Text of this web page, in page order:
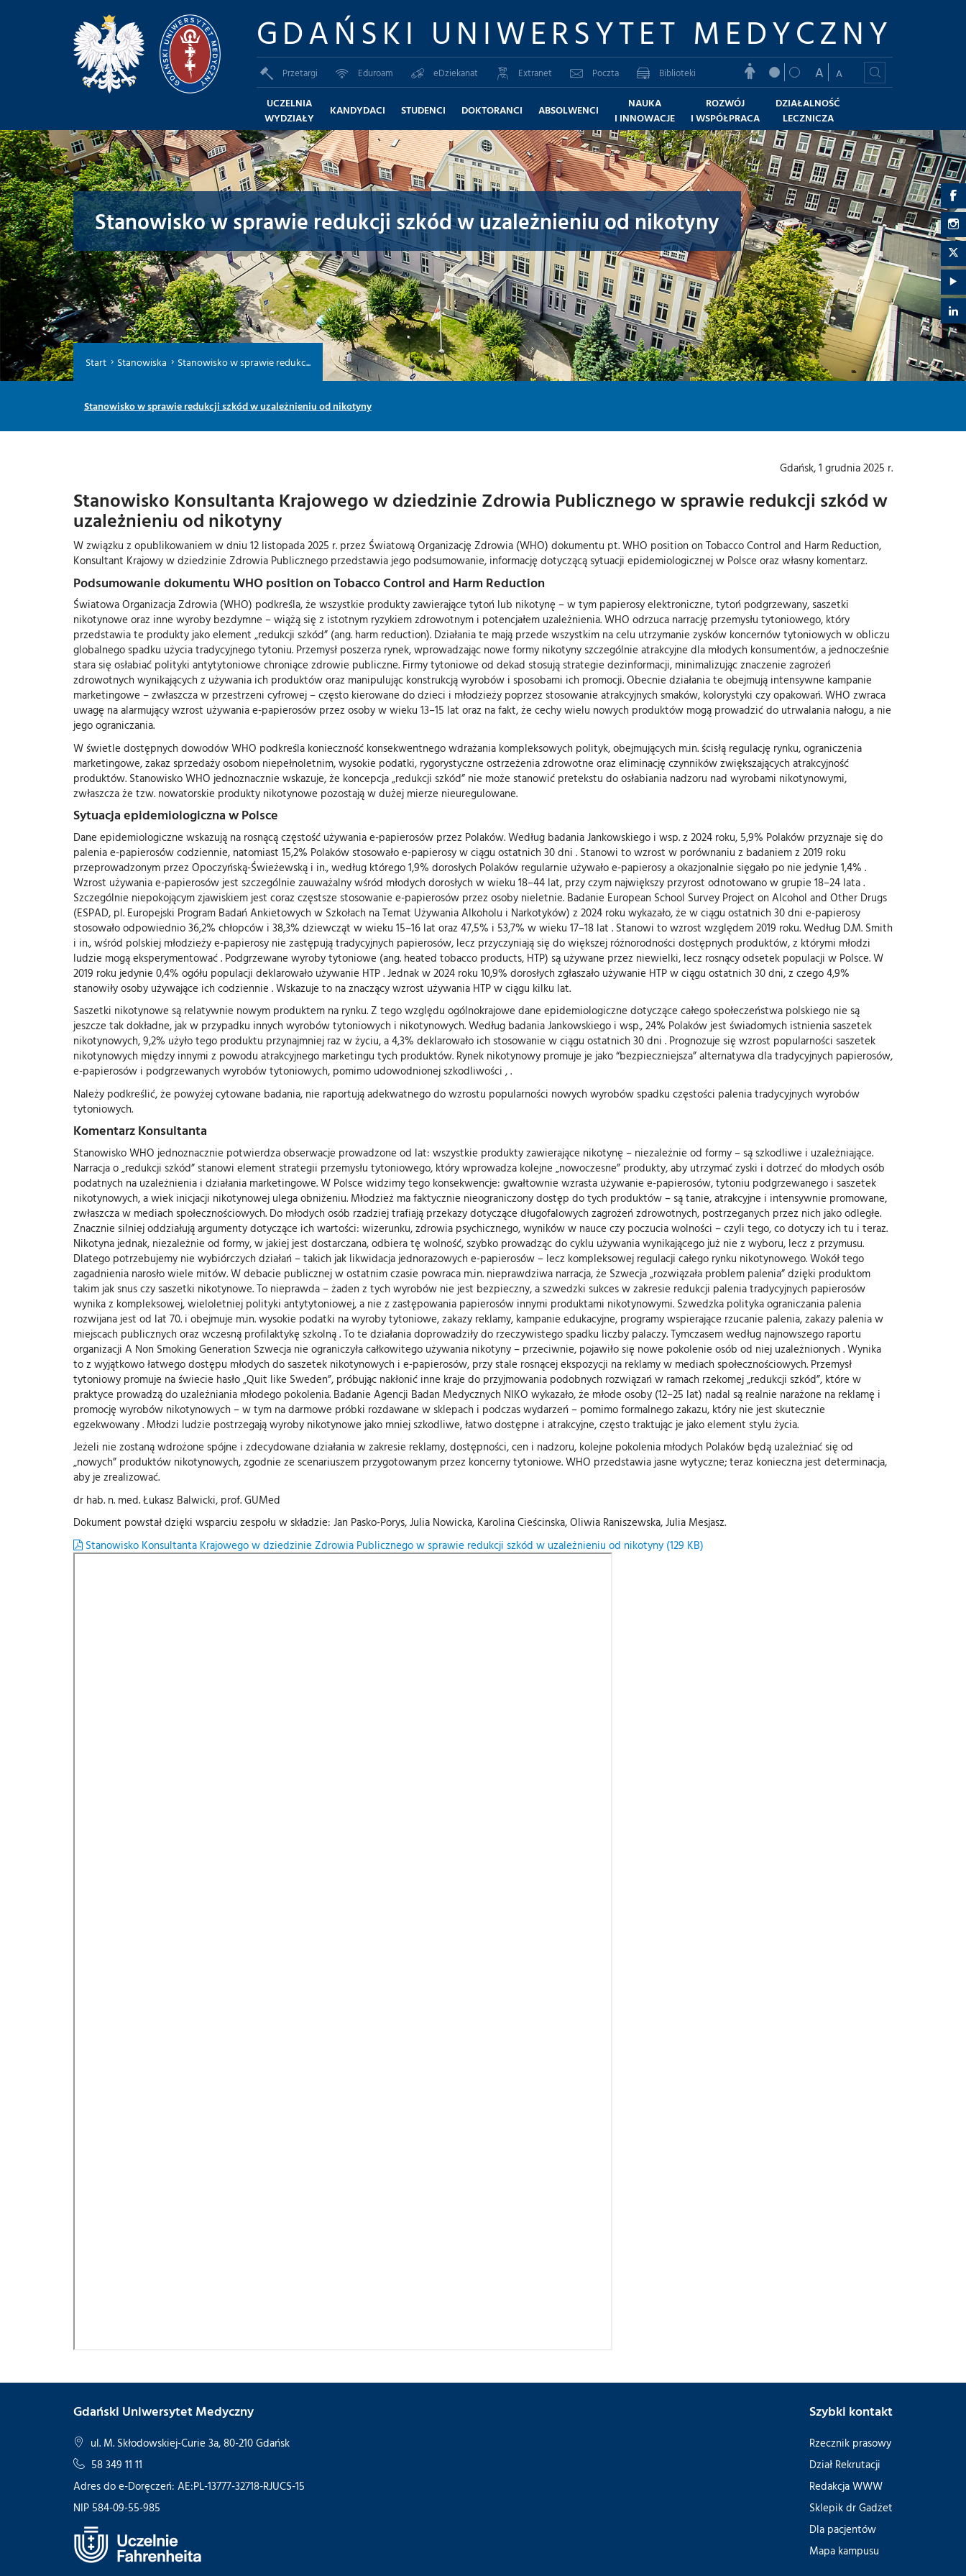
GDAŃSKI UNIWERSYTET MEDYCZNY
Przetargi Eduroam eDziekanat Extranet Poczta Biblioteki A
A
UCZELNIA
WYDZIAŁY
KANDYDACI STUDENCI DOKTORANCI ABSOLWENCI
NAUKA
I INNOWACJE
ROZWÓJ
I WSPÓŁPRACA
DZIAŁALNOŚĆ
LECZNICZA
-
-
-
-
-
Stanowisko w sprawie redukcji szkód w uzależnieniu od nikotyny
Start Stanowiska Stanowisko w sprawie redukc...
Stanowisko w sprawie redukcji szkód w uzależnieniu od nikotyny
Gdańsk, 1 grudnia 2025 r.
Stanowisko Konsultanta Krajowego w dziedzinie Zdrowia Publicznego w sprawie redukcji szkód w
uzależnieniu od nikotyny
W związku z opublikowaniem w dniu 12 listopada 2025 r. przez Światową Organizację Zdrowia (WHO) dokumentu pt. WHO position on Tobacco Control and Harm Reduction,
Konsultant Krajowy w dziedzinie Zdrowia Publicznego przedstawia jego podsumowanie, informację dotyczącą sytuacji epidemiologicznej w Polsce oraz własny komentarz.
Podsumowanie dokumentu WHO position on Tobacco Control and Harm Reduction
Światowa Organizacja Zdrowia (WHO) podkreśla, że wszystkie produkty zawierające tytoń lub nikotynę – w tym papierosy elektroniczne, tytoń podgrzewany, saszetki
nikotynowe oraz inne wyroby bezdymne – wiążą się z istotnym ryzykiem zdrowotnym i potencjałem uzależnienia. WHO odrzuca narrację przemysłu tytoniowego, który
przedstawia te produkty jako element „redukcji szkód” (ang. harm reduction). Działania te mają przede wszystkim na celu utrzymanie zysków koncernów tytoniowych w obliczu
globalnego spadku użycia tradycyjnego tytoniu. Przemysł poszerza rynek, wprowadzając nowe formy nikotyny szczególnie atrakcyjne dla młodych konsumentów, a jednocześnie
stara się osłabiać polityki antytytoniowe chroniące zdrowie publiczne. Firmy tytoniowe od dekad stosują strategie dezinformacji, minimalizując znaczenie zagrożeń
zdrowotnych wynikających z używania ich produktów oraz manipulując konstrukcją wyrobów i sposobami ich promocji. Obecnie działania te obejmują intensywne kampanie
marketingowe – zwłaszcza w przestrzeni cyfrowej – często kierowane do dzieci i młodzieży poprzez stosowanie atrakcyjnych smaków, kolorystyki czy opakowań. WHO zwraca
uwagę na alarmujący wzrost używania e-papierosów przez osoby w wieku 13–15 lat oraz na fakt, że cechy wielu nowych produktów mogą prowadzić do utrwalania nałogu, a nie
jego ograniczania.
W świetle dostępnych dowodów WHO podkreśla konieczność konsekwentnego wdrażania kompleksowych polityk, obejmujących m.in. ścisłą regulację rynku, ograniczenia
marketingowe, zakaz sprzedaży osobom niepełnoletnim, wysokie podatki, rygorystyczne ostrzeżenia zdrowotne oraz eliminację czynników zwiększających atrakcyjność
produktów. Stanowisko WHO jednoznacznie wskazuje, że koncepcja „redukcji szkód” nie może stanowić pretekstu do osłabiania nadzoru nad wyrobami nikotynowymi,
zwłaszcza że tzw. nowatorskie produkty nikotynowe pozostają w dużej mierze nieuregulowane.
Sytuacja epidemiologiczna w Polsce
Dane epidemiologiczne wskazują na rosnącą częstość używania e-papierosów przez Polaków. Według badania Jankowskiego i wsp. z 2024 roku, 5,9% Polaków przyznaje się do
palenia e-papierosów codziennie, natomiast 15,2% Polaków stosowało e-papierosy w ciągu ostatnich 30 dni . Stanowi to wzrost w porównaniu z badaniem z 2019 roku
przeprowadzonym przez Opoczyńską-Świeżewską i in., według którego 1,9% dorosłych Polaków regularnie używało e-papierosy a okazjonalnie sięgało po nie jedynie 1,4% .
Wzrost używania e-papierosów jest szczególnie zauważalny wśród młodych dorosłych w wieku 18–44 lat, przy czym największy przyrost odnotowano w grupie 18–24 lata .
Szczególnie niepokojącym zjawiskiem jest coraz częstsze stosowanie e-papierosów przez osoby nieletnie. Badanie European School Survey Project on Alcohol and Other Drugs
(ESPAD, pl. Europejski Program Badań Ankietowych w Szkołach na Temat Używania Alkoholu i Narkotyków) z 2024 roku wykazało, że w ciągu ostatnich 30 dni e-papierosy
stosowało odpowiednio 36,2% chłopców i 38,3% dziewcząt w wieku 15–16 lat oraz 47,5% i 53,7% w wieku 17–18 lat . Stanowi to wzrost względem 2019 roku. Według D.M. Smith
i in., wśród polskiej młodzieży e-papierosy nie zastępują tradycyjnych papierosów, lecz przyczyniają się do większej różnorodności dostępnych produktów, z którymi młodzi
ludzie mogą eksperymentować . Podgrzewane wyroby tytoniowe (ang. heated tobacco products, HTP) są używane przez niewielki, lecz rosnący odsetek populacji w Polsce. W
2019 roku jedynie 0,4% ogółu populacji deklarowało używanie HTP . Jednak w 2024 roku 10,9% dorosłych zgłaszało używanie HTP w ciągu ostatnich 30 dni, z czego 4,9%
stanowiły osoby używające ich codziennie . Wskazuje to na znaczący wzrost używania HTP w ciągu kilku lat.
Saszetki nikotynowe są relatywnie nowym produktem na rynku. Z tego względu ogólnokrajowe dane epidemiologiczne dotyczące całego społeczeństwa polskiego nie są
jeszcze tak dokładne, jak w przypadku innych wyrobów tytoniowych i nikotynowych. Według badania Jankowskiego i wsp., 24% Polaków jest świadomych istnienia saszetek
nikotynowych, 9,2% użyło tego produktu przynajmniej raz w życiu, a 4,3% deklarowało ich stosowanie w ciągu ostatnich 30 dni . Prognozuje się wzrost popularności saszetek
nikotynowych między innymi z powodu atrakcyjnego marketingu tych produktów. Rynek nikotynowy promuje je jako “bezpieczniejsza” alternatywa dla tradycyjnych papierosów,
e-papierosów i podgrzewanych wyrobów tytoniowych, pomimo udowodnionej szkodliwości , .
Należy podkreślić, że powyżej cytowane badania, nie raportują adekwatnego do wzrostu popularności nowych wyrobów spadku częstości palenia tradycyjnych wyrobów
tytoniowych.
Komentarz Konsultanta
Stanowisko WHO jednoznacznie potwierdza obserwacje prowadzone od lat: wszystkie produkty zawierające nikotynę – niezależnie od formy – są szkodliwe i uzależniające.
Narracja o „redukcji szkód” stanowi element strategii przemysłu tytoniowego, który wprowadza kolejne „nowoczesne” produkty, aby utrzymać zyski i dotrzeć do młodych osób
podatnych na uzależnienia i działania marketingowe. W Polsce widzimy tego konsekwencje: gwałtownie wzrasta używanie e-papierosów, tytoniu podgrzewanego i saszetek
nikotynowych, a wiek inicjacji nikotynowej ulega obniżeniu. Młodzież ma faktycznie nieograniczony dostęp do tych produktów – są tanie, atrakcyjne i intensywnie promowane,
zwłaszcza w mediach społecznościowych. Do młodych osób rzadziej trafiają przekazy dotyczące długofalowych zagrożeń zdrowotnych, postrzeganych przez nich jako odległe.
Znacznie silniej oddziałują argumenty dotyczące ich wartości: wizerunku, zdrowia psychicznego, wyników w nauce czy poczucia wolności – czyli tego, co dotyczy ich tu i teraz.
Nikotyna jednak, niezależnie od formy, w jakiej jest dostarczana, odbiera tę wolność, szybko prowadząc do cyklu używania wynikającego już nie z wyboru, lecz z przymusu.
Dlatego potrzebujemy nie wybiórczych działań – takich jak likwidacja jednorazowych e-papierosów – lecz kompleksowej regulacji całego rynku nikotynowego. Wokół tego
zagadnienia narosło wiele mitów. W debacie publicznej w ostatnim czasie powraca m.in. nieprawdziwa narracja, że Szwecja „rozwiązała problem palenia” dzięki produktom
takim jak snus czy saszetki nikotynowe. To nieprawda – żaden z tych wyrobów nie jest bezpieczny, a szwedzki sukces w zakresie redukcji palenia tradycyjnych papierosów
wynika z kompleksowej, wieloletniej polityki antytytoniowej, a nie z zastępowania papierosów innymi produktami nikotynowymi. Szwedzka polityka ograniczania palenia
rozwijana jest od lat 70. i obejmuje m.in. wysokie podatki na wyroby tytoniowe, zakazy reklamy, kampanie edukacyjne, programy wspierające rzucanie palenia, zakazy palenia w
miejscach publicznych oraz wczesną profilaktykę szkolną . To te działania doprowadziły do rzeczywistego spadku liczby palaczy. Tymczasem według najnowszego raportu
organizacji A Non Smoking Generation Szwecja nie ograniczyła całkowitego używania nikotyny – przeciwnie, pojawiło się nowe pokolenie osób od niej uzależnionych . Wynika
to z wyjątkowo łatwego dostępu młodych do saszetek nikotynowych i e-papierosów, przy stale rosnącej ekspozycji na reklamy w mediach społecznościowych. Przemysł
tytoniowy promuje na świecie hasło „Quit like Sweden”, próbując nakłonić inne kraje do przyjmowania podobnych rozwiązań w ramach rzekomej „redukcji szkód”, które w
praktyce prowadzą do uzależniania młodego pokolenia. Badanie Agencji Badan Medycznych NIKO wykazało, że młode osoby (12–25 lat) nadal są realnie narażone na reklamę i
promocję wyrobów nikotynowych – w tym na darmowe próbki rozdawane w sklepach i podczas wydarzeń – pomimo formalnego zakazu, który nie jest skutecznie
egzekwowany . Młodzi ludzie postrzegają wyroby nikotynowe jako mniej szkodliwe, łatwo dostępne i atrakcyjne, często traktując je jako element stylu życia.
Jeżeli nie zostaną wdrożone spójne i zdecydowane działania w zakresie reklamy, dostępności, cen i nadzoru, kolejne pokolenia młodych Polaków będą uzależniać się od
„nowych” produktów nikotynowych, zgodnie ze scenariuszem przygotowanym przez koncerny tytoniowe. WHO przedstawia jasne wytyczne; teraz konieczna jest determinacja,
aby je zrealizować.
dr hab. n. med. Łukasz Balwicki, prof. GUMed
Dokument powstał dzięki wsparciu zespołu w składzie: Jan Pasko-Porys, Julia Nowicka, Karolina Cieścinska, Oliwia Raniszewska, Julia Mesjasz.
Stanowisko Konsultanta Krajowego w dziedzinie Zdrowia Publicznego w sprawie redukcji szkód w uzależnieniu od nikotyny (129 KB)
Gdański Uniwersytet Medyczny
ul. M. Skłodowskiej-Curie 3a, 80-210 Gdańsk
58 349 11 11
Adres do e-Doręczeń: AE:PL-13777-32718-RJUCS-15
NIP 584-09-55-985
Szybki kontakt
Rzecznik prasowy
Dział Rekrutacji
Redakcja WWW
Sklepik dr Gadżet
Dla pacjentów
Mapa kampusu